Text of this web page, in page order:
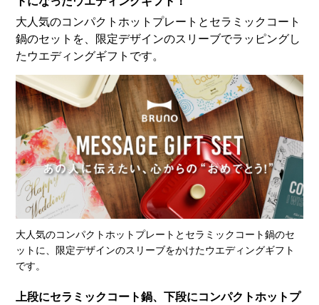
大人気のコンパクトホットプレートとセラミックコート
鍋のセットを、限定デザインのスリーブでラッピングし
たウエディングギフトです。
大人気のコンパクトホットプレートとセラミックコート鍋のセ
ットに、限定デザインのスリーブをかけたウエディングギフト
です。
上段にセラミックコート鍋、下段にコンパクトホットプ